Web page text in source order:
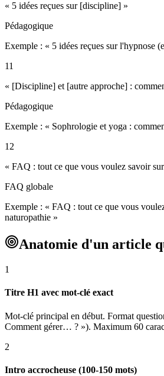
« 5 idées reçues sur [discipline] »
Pédagogique
Exemple : « 5 idées reçues sur l'hypnose
11
« [Discipline] et [autre approche] :
Pédagogique
Exemple : « Sophrologie et yoga :
12
« FAQ : tout ce que vous voulez savoir
FAQ globale
Exemple : « FAQ : tout ce que vous
naturopathie »
Anatomie d'un article
1
Titre H1 avec mot-clé exact
Mot-clé principal en début. Format
Comment gérer… ? »). Maximum 60
2
Intro accrocheuse (100-150 mots)